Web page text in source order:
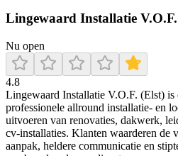
Lingewaard Installatie V.O.F.
Nu open
4.8
Lingewaard Installatie V.O.F. (Elst) is
professionele allround installatie- en
uitvoeren van renovaties, dakwerk,
cv-installaties. Klanten waarderen de
aanpak, heldere communicatie en